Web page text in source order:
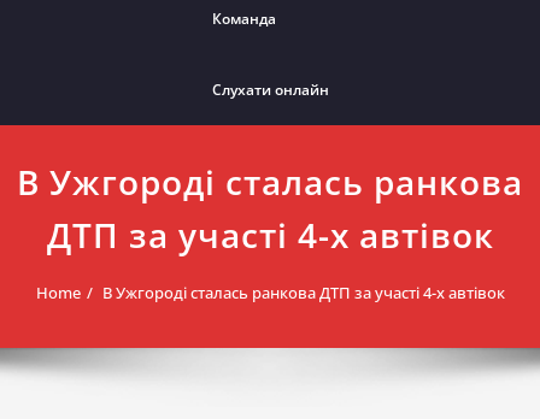
Команда
Слухати онлайн
В Ужгороді сталась ранкова
ДТП за участі 4-х автівок
Home В Ужгороді сталась ранкова ДТП за участі 4-х автівок